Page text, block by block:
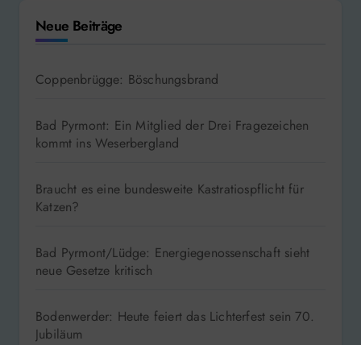
Neue Beiträge
Coppenbrügge: Böschungsbrand
Bad Pyrmont: Ein Mitglied der Drei Fragezeichen
kommt ins Weserbergland
Braucht es eine bundesweite Kastratiospflicht für
Katzen?
Bad Pyrmont/Lüdge: Energiegenossenschaft sieht
neue Gesetze kritisch
Bodenwerder: Heute feiert das Lichterfest sein 70.
Jubiläum